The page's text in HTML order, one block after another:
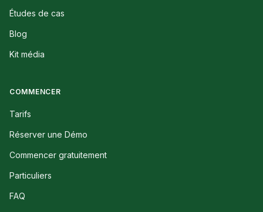
Études de cas
Blog
Kit média
COMMENCER
Tarifs
Réserver une Démo
Commencer gratuitement
Particuliers
FAQ